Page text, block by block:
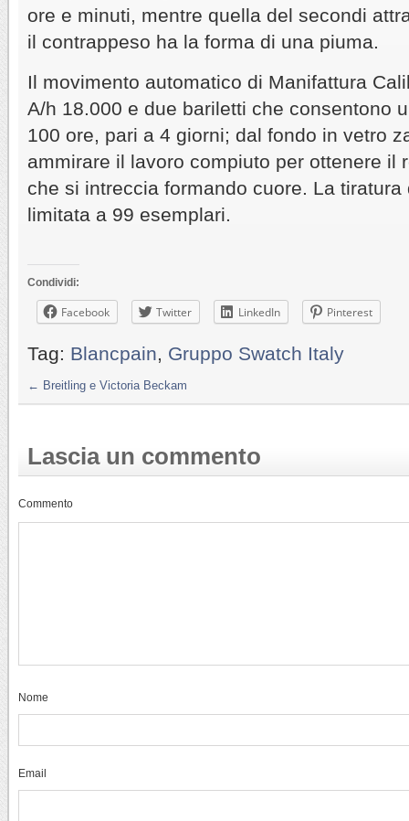
ore e minuti, mentre quella del secondi
il contrappeso ha la forma di una piuma.
Il movimento automatico di Manifattura
A/h 18.000 e due bariletti che consentono
100 ore, pari a 4 giorni; dal fondo in vetro
ammirare il lavoro compiuto per ottenere il
che si intreccia formando cuore. La
limitata a 99 esemplari.
Condividi:
Facebook Twitter LinkedIn Pinterest
Tag: Blancpain Gruppo Swatch Italy
← Breitling e Victoria Beckam
Lascia un commento
Commento
Nome
Email